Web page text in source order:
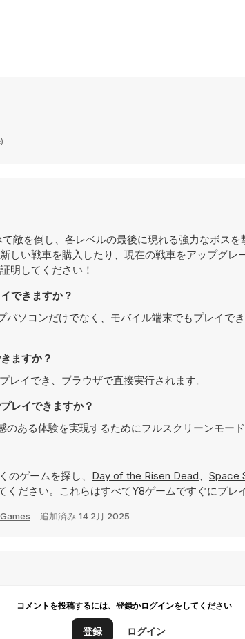
敵を倒し、各レベルの最後に現れる強力なボス
しい戦車を購入したり、現在の戦車をアップグレ
明してください！
できますか？
ソコンだけでなく、モバイル端末でもプレイで
ますか？
イでき、ブラウザで直接実行されます。
レイできますか？
ある体験を実現するためにフルスクリーンモード
のゲームを探し、 Day of the Risen Dead、 Space
ください。これらはすべてY8ゲームですぐにプレ
追加済み 14 2月 2025
コメントを投稿するには、登録かログインをしてください
登録 ログイン